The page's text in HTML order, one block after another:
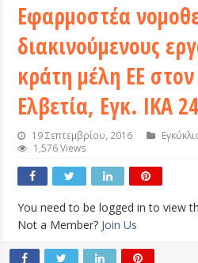
Εφαρμοστέα
διακινούμενους
κράτη μέλη ΕΕ
Ελβετία, Εγκ. ΙΚΑ
19 Σεπτεμβρίου, 2016
1,576 Views
You need to be logged in to view
Not a Member? Join Us